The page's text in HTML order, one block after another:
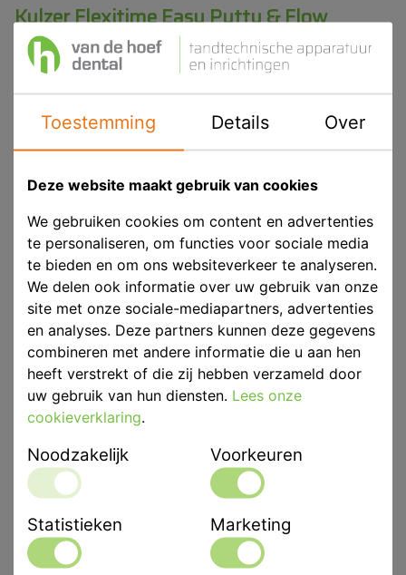
Kulzer Flexitime Easy Putty & Flow
Handmix Trial Kit
Product ID
HER 66041064
Voorraad
Niet voorradig
Eenheid
p/st
Merk
Kulzer
Productinformatie
www.kulzer.nl
Productbeschrijving
Speciale Flexitime Trial Kits promotie
Ervaar zelf de voordelen van het afdrukmateriaal met
intraorale uithardingstijd.
Inhoud: 1 x 600ml Easy Putty, 1 x 50ml Light Flow, 1 x
50ml Medium Flow, 12 Mixing Tips yellow, 12 Intraoral
Tips yellow.
Toestemming Details Over
Deze website maakt gebruik van cookies
We gebruiken cookies om content en advertenties
te personaliseren, om functies voor sociale media
te bieden en om ons websiteverkeer te analyseren.
We delen ook informatie over uw gebruik van onze
site met onze sociale-mediapartners, advertenties
en analyses. Deze partners kunnen deze gegevens
combineren met andere informatie die u aan hen
heeft verstrekt of die zij hebben verzameld door
uw gebruik van hun diensten. Lees onze
cookieverklaring.
Noodzakelijk Voorkeuren
Statistieken Marketing